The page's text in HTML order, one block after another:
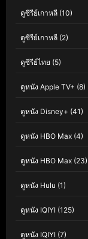
ดูซีรีย์เกาหลี (10)
ดูซีรีย์เกาหลี (2)
ดูซีรีย์ไทย (5)
ดูหนัง Apple TV+ (8)
ดูหนัง Disney+ (41)
ดูหนัง HBO Max (4)
ดูหนัง HBO Max (23)
ดูหนัง Hulu (1)
ดูหนัง IQIYI (125)
ดูหนัง IQIYI (7)